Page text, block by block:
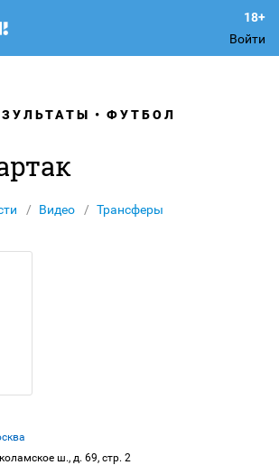
Войти
ФУТБОЛ
Видео Трансферы
ш., д. 69, стр. 2